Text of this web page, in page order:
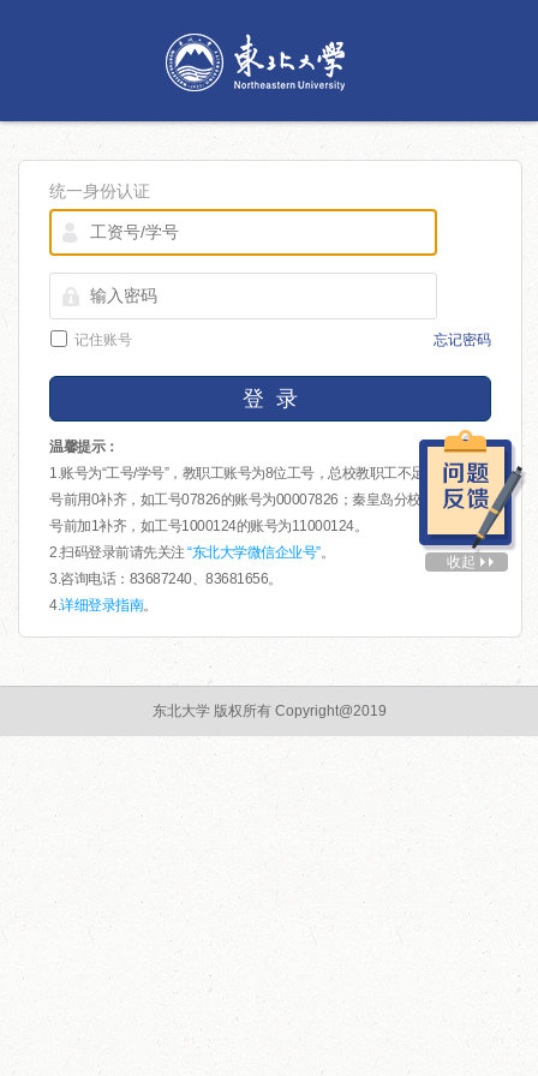
统一身份认证
记住账号 忘记密码
登 录
温馨提示：
1.账号为“工号/学号”，教职工账号为8位工号，总校教职工不足8位的在工
号前用0补齐，如工号07826的账号为00007826；秦皇岛分校教职工在工
号前加1补齐，如工号1000124的账号为11000124。
2.扫码登录前请先关注 “东北大学微信企业号”。
3.咨询电话：83687240、83681656。
4.详细登录指南。
东北大学 版权所有 Copyright@2019
收起